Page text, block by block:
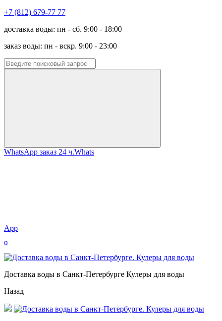
+7 (812) 679-77 77
доставка воды: пн - сб. 9:00 - 18:00
заказ воды: пн - вскр. 9:00 - 23:00
WhatsApp заказ 24 ч.Whats
App
0
Доставка воды в Санкт-Петербурге Кулеры для воды
Назад